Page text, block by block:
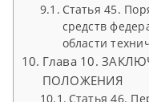
Статья 45.
средств
области
Глава 10.
ПОЛОЖЕНИЯ
Статья 46.